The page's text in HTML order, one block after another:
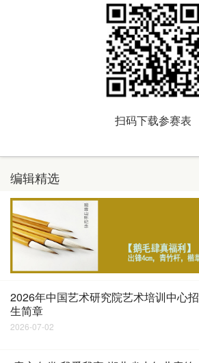
扫码下载参赛表
编辑精选
2026年中国艺术研究院艺术培训中心招
生简章
2026-07-02